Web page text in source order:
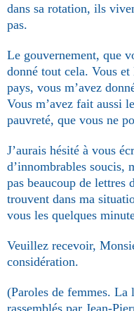
dans sa rotation, ils
pas.
Le gouvernement, que
donné tout cela. Vous
pays, vous m’avez
Vous m’avez fait aussi
pauvreté, que vous ne
J’aurais hésité à vous
d’innombrables soucis,
pas beaucoup de lettres
trouvent dans ma
vous les quelques
Veuillez recevoir,
considération.
(Paroles de femmes. La
rassemblés par Jean-